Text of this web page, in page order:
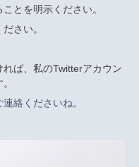
とを明示ください。
さい。
ば、私のTwitterアカウン
連絡くださいね。